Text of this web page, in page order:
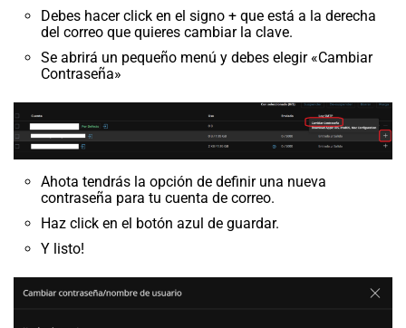
Debes hacer click en el signo + que está a la derecha
del correo que quieres cambiar la clave.
Se abrirá un pequeño menú y debes elegir «Cambiar
Contraseña»
Ahota tendrás la opción de definir una nueva
contraseña para tu cuenta de correo.
Haz click en el botón azul de guardar.
Y listo!